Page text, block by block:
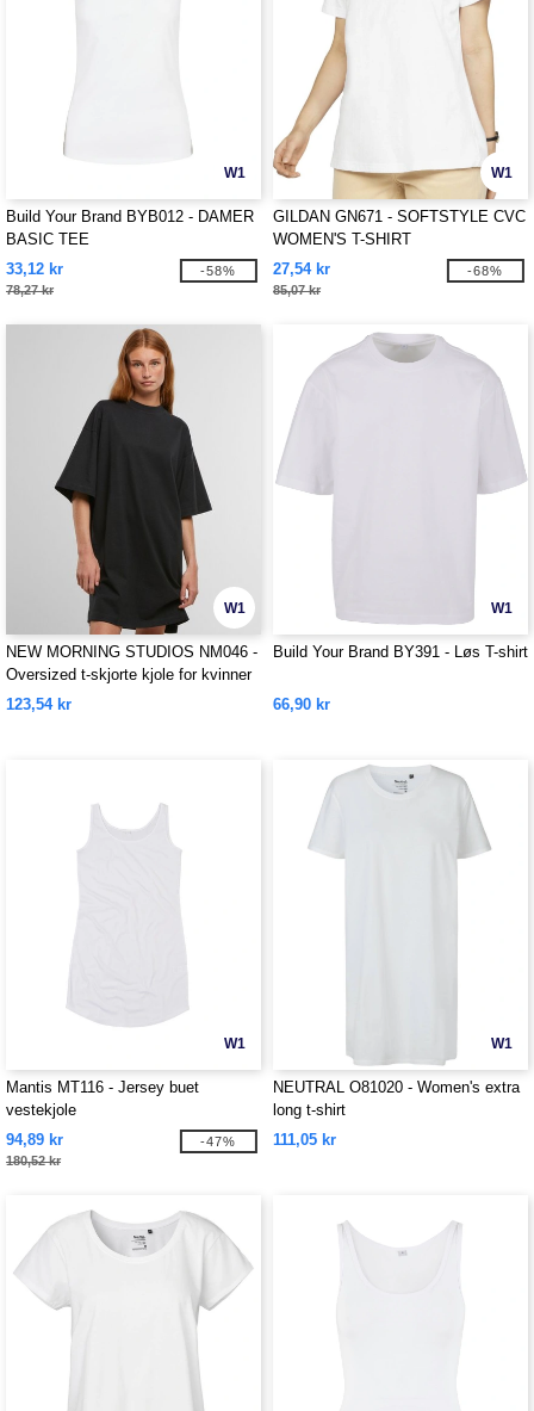
W1
Build Your Brand BYB012 - DAMER
BASIC TEE
33,12 kr
78,27 kr
-58%
W1
GILDAN GN671 - SOFTSTYLE CVC
WOMEN'S T-SHIRT
27,54 kr
85,07 kr
-68%
W1
NEW MORNING STUDIOS NM046 -
Oversized t-skjorte kjole for kvinner
123,54 kr
W1
Build Your Brand BY391 - Løs T-shirt
66,90 kr
W1
Mantis MT116 - Jersey buet
vestekjole
94,89 kr
180,52 kr
-47%
W1
NEUTRAL O81020 - Women's extra
long t-shirt
111,05 kr